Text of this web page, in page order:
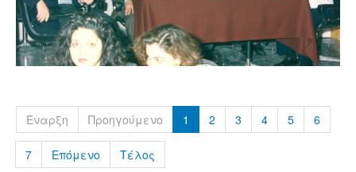
Έναρξη Προηγούμενο 1 2 3 4 5 6
7 Επόμενο Τέλος